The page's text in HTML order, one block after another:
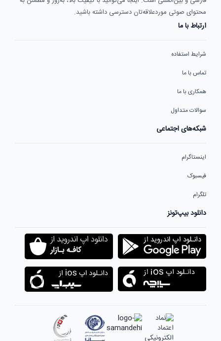
محتوای صوتی موردعلاقه‌تان دسترسی داشته باشید.
ارتباط با ما
شرایط استفاده
تماس با ما
همکاری با ما
سوالات متداول
شبکه‌های اجتماعی
اینستاگرام
فیسبوک
تلگرام
دانلود بیپ‌تونز